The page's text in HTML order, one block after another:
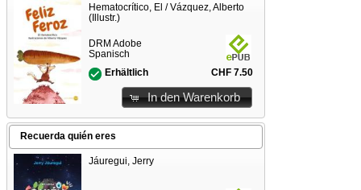
Hematocrítico, El / Vázquez, Alberto
(Illustr.)
DRM Adobe
Spanisch
Erhältlich
CHF 7.50
In den Warenkorb
Recuerda quién eres
Jáuregui, Jerry